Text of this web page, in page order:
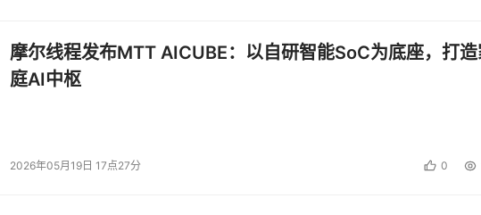
摩尔线程发布MTT AICUBE：以自研智能SoC为底座，打
庭AI中枢
2026年05月19日 17点27分 0